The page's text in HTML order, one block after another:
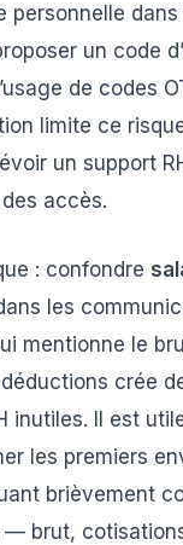
personnelle dans
un code
de codes
limite ce
un support
accès.
: confondre
les
mentionne le
crée
inutiles. Il est
les premiers
brièvement
— brut,